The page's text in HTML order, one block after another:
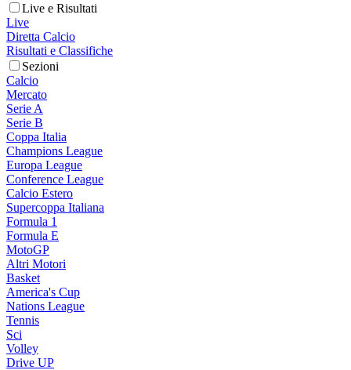
Live e Risultati
Live
Diretta Calcio
Risultati e Classifiche
Sezioni
Calcio
Mercato
Serie A
Serie B
Coppa Italia
Champions League
Europa League
Conference League
Calcio Estero
Supercoppa Italiana
Formula 1
Formula E
MotoGP
Altri Motori
Basket
America's Cup
Nations League
Tennis
Sci
Volley
Drive UP